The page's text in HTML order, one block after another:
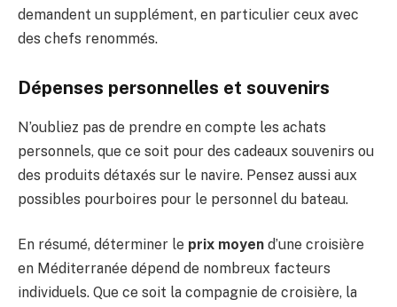
demandent un supplément, en particulier ceux avec
des chefs renommés.
Dépenses personnelles et souvenirs
N’oubliez pas de prendre en compte les achats
personnels, que ce soit pour des cadeaux souvenirs ou
des produits détaxés sur le navire. Pensez aussi aux
possibles pourboires pour le personnel du bateau.
En résumé, déterminer le prix moyen d’une croisière
en Méditerranée dépend de nombreux facteurs
individuels. Que ce soit la compagnie de croisière, la